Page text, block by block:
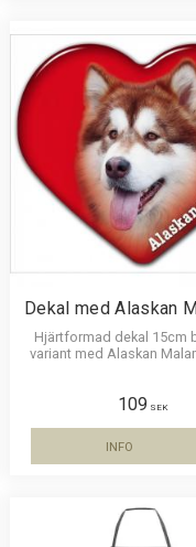
favoriter
Dekal med Alaskan
Hjärtformad dekal 15cm
variant med Alaskan
109 SEK
INFO